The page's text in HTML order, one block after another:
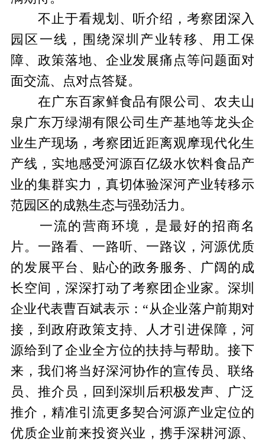
不止于看规划、听介绍，考察团深入
园区一线，围绕深圳产业转移、用工保
障、政策落地、企业发展痛点等问题面对
面交流、点对点答疑。
在广东百家鲜食品有限公司、农夫山
泉广东万绿湖有限公司生产基地等龙头企
业生产现场，考察团近距离观摩现代化生
产线，实地感受河源百亿级水饮料食品产
业的集群实力，真切体验深河产业转移示
范园区的成熟生态与强劲活力。
一流的营商环境，是最好的招商名
片。一路看、一路听、一路议，河源优质
的发展平台、贴心的政务服务、广阔的成
长空间，深深打动了考察团企业家。深圳
企业代表曹百斌表示：“从企业落户前期对
接，到政府政策支持、人才引进保障，河
源给到了企业全方位的扶持与帮助。接下
来，我们将当好深河协作的宣传员、联络
员、推介员，回到深圳后积极发声、广泛
推介，精准引流更多契合河源产业定位的
优质企业前来投资兴业，携手深耕河源、